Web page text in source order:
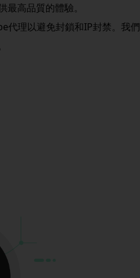
高品質的體驗。
代理以避免封鎖和IP封禁。我